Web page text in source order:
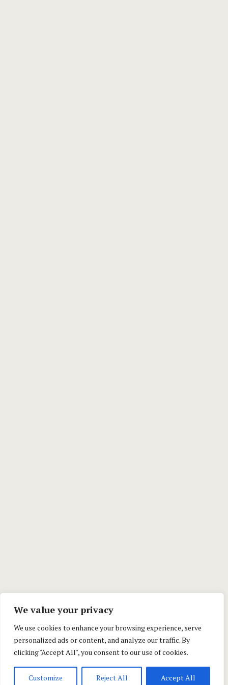
We value your privacy
We use cookies to enhance your browsing experience, serve
personalized ads or content, and analyze our traffic. By
clicking "Accept All", you consent to our use of cookies.
Customize Reject All Accept All